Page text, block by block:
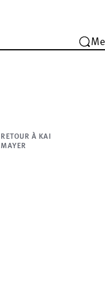
RETOUR À KAI
MAYER